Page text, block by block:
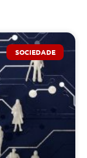
SOCIEDADE